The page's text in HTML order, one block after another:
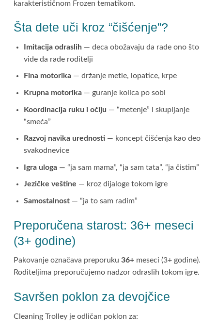
karakterističnom Frozen tematikom.
Šta dete uči kroz “čišćenje”?
Imitacija odraslih — deca obožavaju da radе ono što
vide da rade roditelji
Fina motorika — držanje metle, lopatice, krpe
Krupna motorika — guranje kolica po sobi
Koordinacija ruku i očiju — “metenje” i skupljanje
“smeća”
Razvoj navika urednosti — koncept čišćenja kao deo
svakodnevice
Igra uloga — “ja sam mama”, “ja sam tata”, “ja čistim”
Jezičke veštine — kroz dijaloge tokom igre
Samostalnost — “ja to sam radim”
Preporučena starost: 36+ meseci
(3+ godine)
Pakovanje označava preporuku36+ meseci (3+ godine).
Roditeljima preporučujemo nadzor odraslih tokom igre.
Savršen poklon za devojčice
Cleaning Trolley je odličan poklon za: